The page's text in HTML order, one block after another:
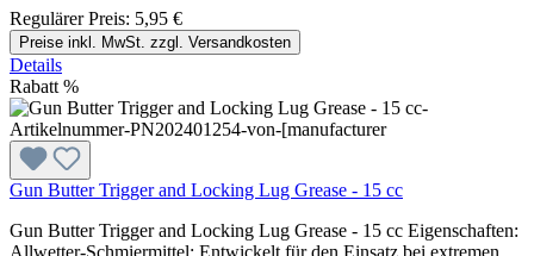
Regulärer Preis: 5,95 €
Preise inkl. MwSt. zzgl. Versandkosten
Details
Rabatt %
Gun Butter Trigger and Locking Lug Grease - 15 cc
Gun Butter Trigger and Locking Lug Grease - 15 cc Eigenschaften:
Allwetter-Schmiermittel: Entwickelt für den Einsatz bei extremen